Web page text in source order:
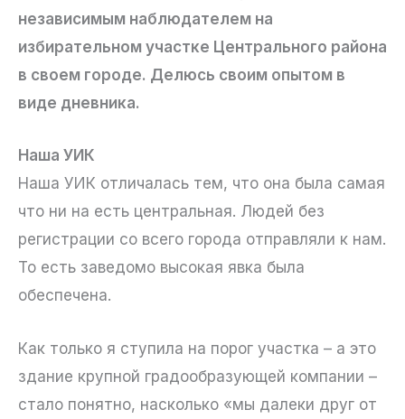
независимым наблюдателем на
избирательном участке Центрального района
в своем городе. Делюсь своим опытом в
виде дневника.
Наша УИК
Наша УИК отличалась тем, что она была самая
что ни на есть центральная. Людей без
регистрации со всего города отправляли к нам.
То есть заведомо высокая явка была
обеспечена.
Как только я ступила на порог участка – а это
здание крупной градообразующей компании –
стало понятно, насколько «мы далеки друг от